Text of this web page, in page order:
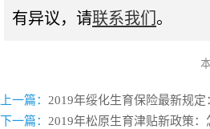
有异议，请联系我们 。
上一篇： 2019年绥化生育保险最新规
下一篇： 2019年松原生育津贴新政策